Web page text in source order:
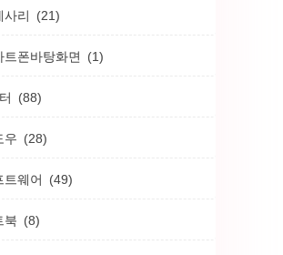
사리 (21)
트폰바탕화면 (1)
(88)
우 (28)
트웨어 (49)
북 (8)